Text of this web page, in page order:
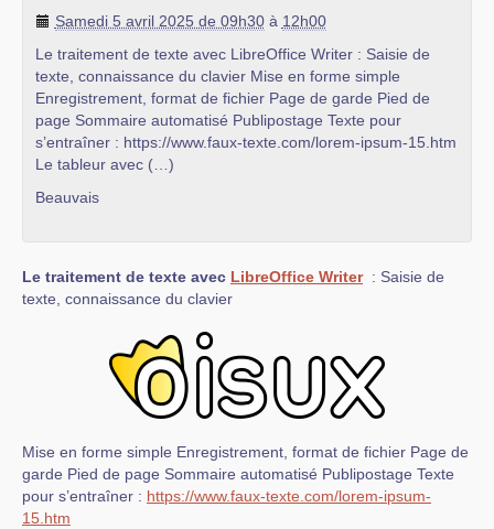
Samedi 5 avril 2025 de 09h30à 12h00
Le traitement de texte avec LibreOffice Writer : Saisie de
texte, connaissance du clavier Mise en forme simple
Enregistrement, format de fichier Page de garde Pied de
page Sommaire automatisé Publipostage Texte pour
s’entraîner : https://www.faux-texte.com/lorem-ipsum-15.htm
Le tableur avec (…)
Beauvais
Le traitement de texte avec LibreOffice Writer : Saisie de
texte, connaissance du clavier
Mise en forme simple Enregistrement, format de fichier Page de
garde Pied de page Sommaire automatisé Publipostage Texte
pour s’entraîner : https://www.faux-texte.com/lorem-ipsum-
15.htm